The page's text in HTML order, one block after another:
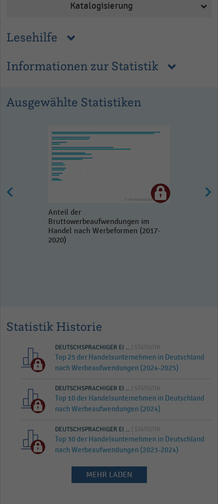
Lesehilfe
Informationen zur Statistik
Katalogisierung
Ausgewählte Statistiken
Anteil der
Bruttowerbeaufwendungen im
Handel nach Werbeformen (2017-
2020)
Statistik Historie
DEUTSCHSPRACHIGER EI ... | STATISTIK
Top 25 der Handelsunternehmen in Deutschland
nach Werbeaufwendungen (2024-2025)
DEUTSCHSPRACHIGER EI ... | STATISTIK
Top 10 der Handelsunternehmen in Deutschland
nach Werbeaufwendungen (2024)
DEUTSCHSPRACHIGER EI ... | STATISTIK
Top 30 der Handelsunternehmen in Deutschland
nach Werbeaufwendungen (2023-2024)
MEHR LADEN